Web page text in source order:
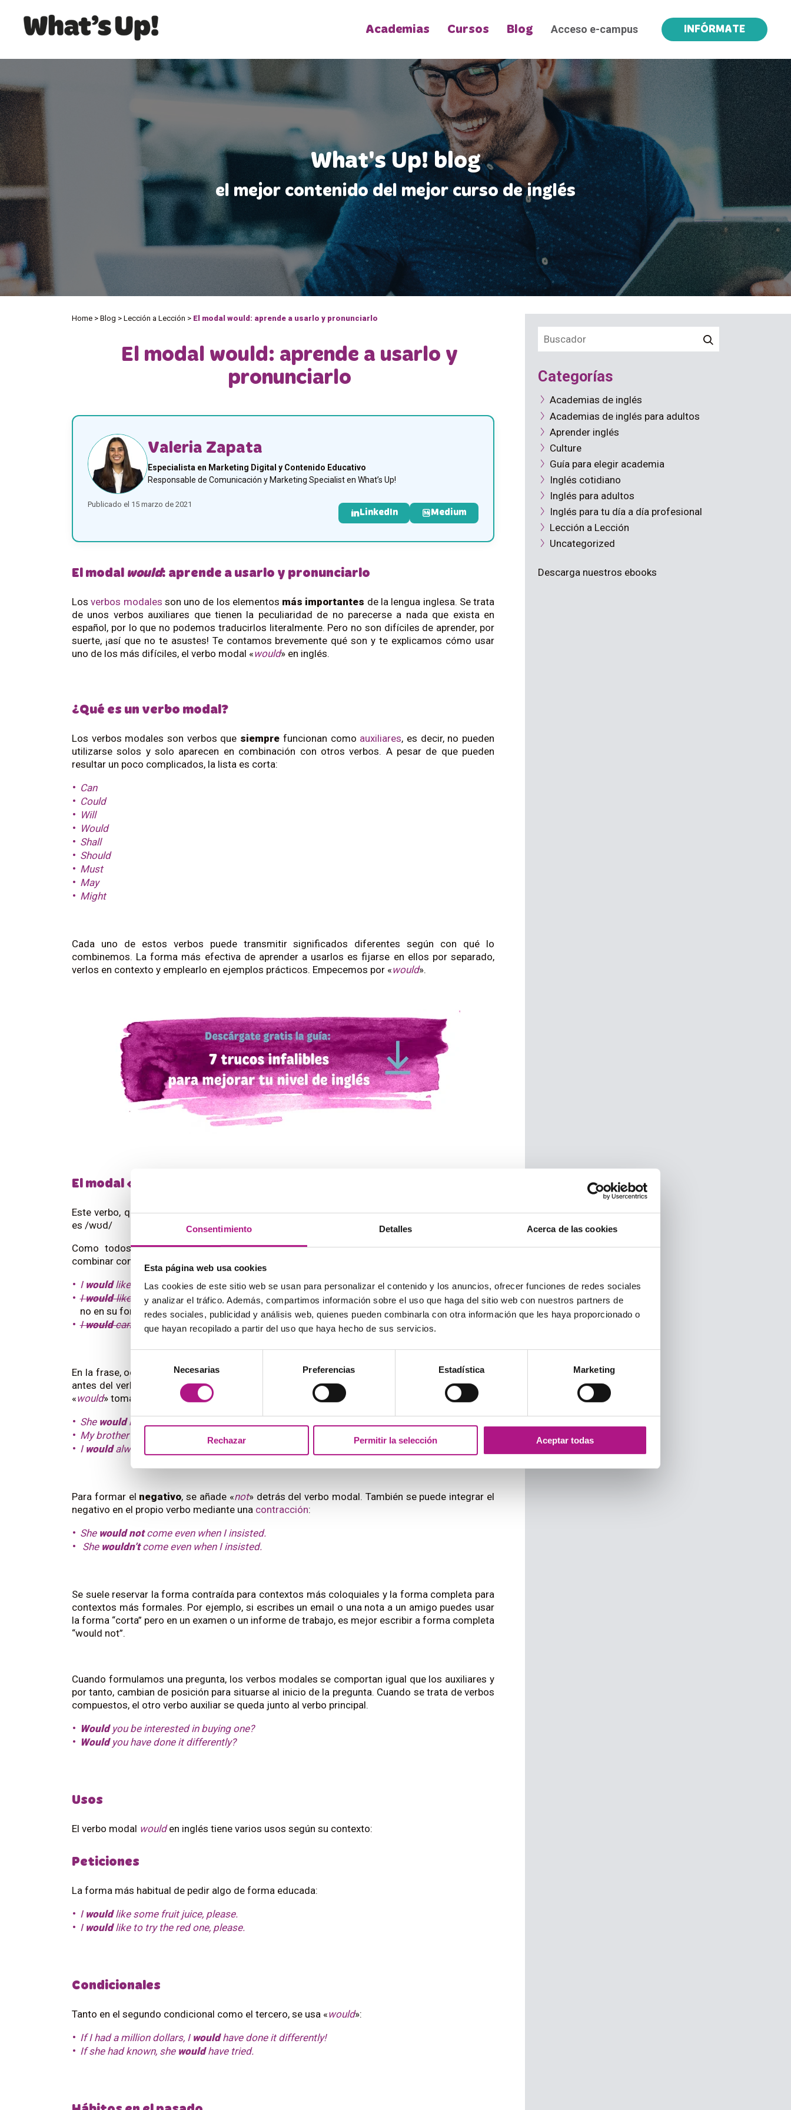
Consentimiento Detalles Acerca de las cookies
Esta página web usa cookies
Las cookies de este sitio web se usan para personalizar el contenido y los anuncios, ofrecer funciones de redes sociales
y analizar el tráfico. Además, compartimos información sobre el uso que haga del sitio web con nuestros partners de
redes sociales, publicidad y análisis web, quienes pueden combinarla con otra información que les haya proporcionado o
que hayan recopilado a partir del uso que haya hecho de sus servicios.
de
consentimiento
Necesarias Preferencias Estadística Marketing
Rechazar Permitir la selección Aceptar todas
Academias Cursos Blog Acceso e-campus INFÓRMATE
What's Up! blog
el mejor contenido del mejor curso de inglés
Home > Blog > Lección a Lección > El modal would: aprende a usarlo y pronunciarlo
El modal would: aprende a usarlo y
pronunciarlo
Valeria Zapata
Especialista en Marketing Digital y Contenido Educativo
Responsable de Comunicación y Marketing Specialist en What’s Up!
Publicado el 15 marzo de 2021
LinkedIn Medium
El modal would: aprende a usarlo y pronunciarlo
Losverbos modales son uno de los elementos más importantes de la lengua inglesa. Se trata
de unos verbos auxiliares que tienen la peculiaridad de no parecerse a nada que exista en
español, por lo que no podemos traducirlos literalmente. Pero no son difíciles de aprender, por
suerte, ¡así que no te asustes! Te contamos brevemente qué son y te explicamos cómo usar
uno de los más difíciles, el verbo modal «would» en inglés.
¿Qué es un verbo modal?
Los verbos modales son verbos que siempre funcionan como auxiliares, es decir, no pueden
utilizarse solos y solo aparecen en combinación con otros verbos. A pesar de que pueden
resultar un poco complicados, la lista es corta:
Can
Could
Will
Would
Shall
Should
Must
May
Might
Cada uno de estos verbos puede transmitir significados diferentes según con qué lo
combinemos. La forma más efectiva de aprender a usarlos es fijarse en ellos por separado,
verlos en contexto y emplearlo en ejemplos prácticos. Empecemos por «would».
El modal «
Este verbo, que rima con «could», se pronuncia exactamente igual que «wood», fonéticamente
es /wʊd/
Como todos los demás modales, «would» funciona en posición auxiliar. Solo se puede
combinar con un verbo en su forma base, y nunca con otro modal:
I wouldlike some wine, please: usocorrecto .
Iwouldliked some wine: usoincorrecto . El modal está combinado con un verbo en pasado,
no en su forma base.
Iwouldcan do this: uso incorrecto. El modal está combinado con otro verbo modal.
En la frase, ocupa la posición inicial del sintagma verbal, es decir, se coloca detrás del sujeto y
antes del verbo con el que combina. Si hay otros verbos auxiliares o adverbios en el sintagma,
«would» toma la primera posición:
She wouldhave behaved better.
My brother
always bring homework from school.
I wouldalways go to the beach when I was a kid
Para formar el negativo, se añade «not» detrás del verbo modal. También se puede integrar el
negativo en el propio verbo mediante una contracción:
She would notcome even when I insisted.
She wouldn’tcome even when I insisted.
Se suele reservar la forma contraída para contextos más coloquiales y la forma completa para
contextos más formales. Por ejemplo, si escribes un email o una nota a un amigo puedes usar
la forma “corta” pero en un examen o un informe de trabajo, es mejor escribir a forma completa
“would not”.
Cuando formulamos una pregunta, los verbos modales se comportan igual que los auxiliares y
por tanto, cambian de posición para situarse al inicio de la pregunta. Cuando se trata de verbos
compuestos, el otro verbo auxiliar se queda junto al verbo principal.
Wouldyou be interested in buying one?
Wouldyou have done it differently?
Usos
El verbo modal woulden inglés tiene varios usos según su contexto:
Peticiones
La forma más habitual de pedir algo de forma educada:
I wouldlike some fruit juice, please.
I wouldlike to try the red one, please.
Condicionales
Tanto en el segundo condicional como el tercero, se usa «would»:
If I had a million dollars, I wouldhave done it differently!
If she had known, she wouldhave tried.
Categorías
Academias de inglés
Academias de inglés para adultos
Aprender inglés
Culture
Guía para elegir academia
Inglés cotidiano
Inglés para adultos
Inglés para tu día a día profesional
Lección a Lección
Uncategorized
Descarga nuestros ebooks